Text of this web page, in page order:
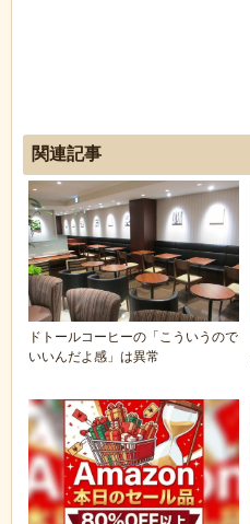
関連記事
ドトールコーヒーの「こういうので
いいんだよ感」は異常